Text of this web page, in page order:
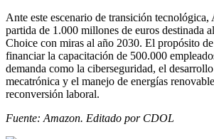
Ante este escenario de transición
partida de 1.000 millones de euros destinada
Choice con miras al año 2030. El propósito
financiar la capacitación de 500.000
demanda como la ciberseguridad, el
mecatrónica y el manejo de energías
reconversión laboral.
Fuente: Amazon. Editado por CDOL